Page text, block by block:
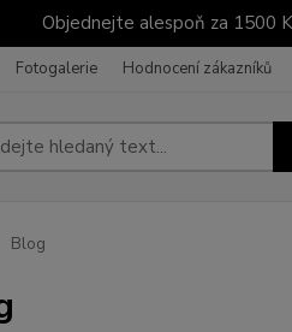
Objednejte alespoň za 1500
Fotogalerie Hodnocení zákazníků
Blog